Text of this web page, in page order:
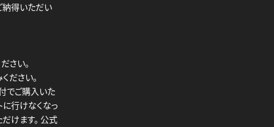
納得いただい
さい。
ださい。
でご購入いた
行けなくなっ
けます。 公式